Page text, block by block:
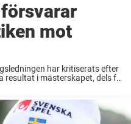
mot
har kritiserats efter
resultat i mästerskapet, dels för